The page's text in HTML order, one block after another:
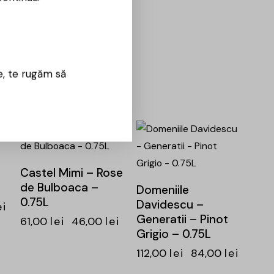
Castel Mimi – Rose
de Bulboaca –
0.75L
61,00 lei 46,00 lei
Domeniile
Davidescu –
Generatii – Pinot
Grigio – 0.75L
112,00 lei 84,00 lei
te rugăm să